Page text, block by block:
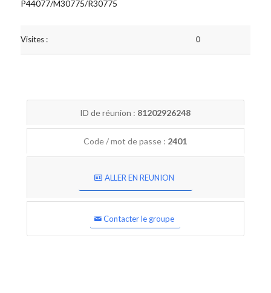
P44077/M30775/R30775
Visites : 0
ID de réunion : 81202926248
Code / mot de passe : 2401
ALLER EN REUNION
Contacter le groupe